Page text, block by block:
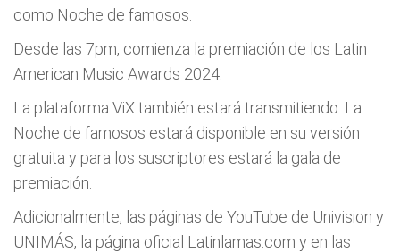
como Noche de famosos.
Desde las 7pm, comienza la premiación de los Latin
American Music Awards 2024.
La plataforma ViX también estará transmitiendo. La
Noche de famosos estará disponible en su versión
gratuita y para los suscriptores estará la gala de
premiación.
Adicionalmente, las páginas de YouTube de Univision y
UNIMÁS, la página oficial Latinlamas.com y en las